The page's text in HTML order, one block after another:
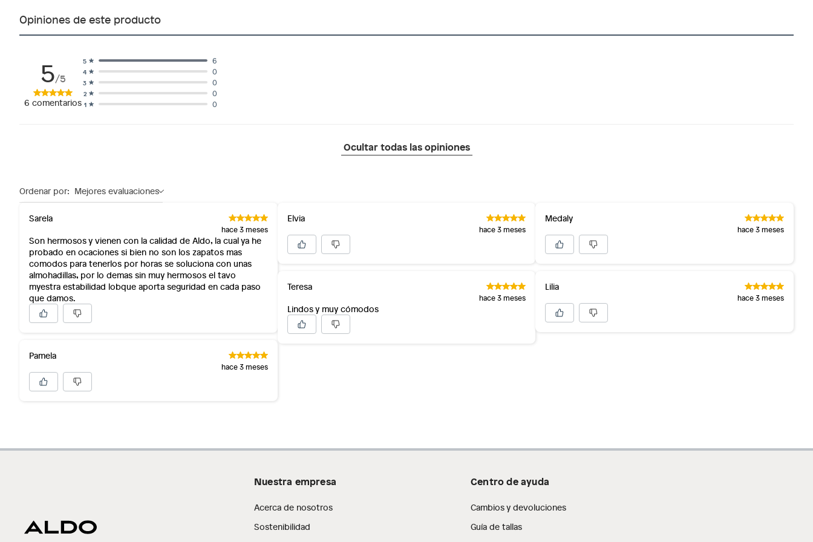
Altura de la plataforma
Alimentos, bebidas, fórmulas y leches para bebés.
Productos hechos a medida.
Productos que hayan sido previamente instalados.
Baterías de auto.
Motocicletas y bicicletas motorizadas.
Opiniones de este producto
5/5
6 comentarios 1 0
2 0
3 0
4 0
5 6
Ocultar todas las opiniones
Ordenar por: Mejores evaluaciones
Sarela
hace 3 meses
Son hermosos y vienen con la calidad de Aldo, la cual ya he
probado en ocaciones si bien no son los zapatos mas
comodos para tenerlos por horas se soluciona con unas
almohadillas, por lo demas sin muy hermosos el tavo
myestra estabilidad lobque aporta seguridad en cada paso
que damos.
Pamela
hace 3 meses
Elvia
hace 3 meses
Teresa
hace 3 meses
Lindos y muy cómodos
Medaly
hace 3 meses
Lilia
hace 3 meses
Nuestra empresa
Acerca de nosotros
Sostenibilidad
Centro de ayuda
Cambios y devoluciones
Guía de tallas